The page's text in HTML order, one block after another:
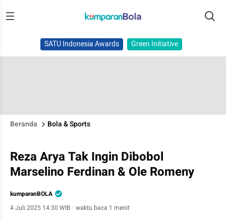
SATU Indonesia Awards Green Initiative
Beranda Bola & Sports
Reza Arya Tak Ingin Dibobol
Marselino Ferdinan & Ole Romeny
kumparanBOLA
4 Juli 2025 14:30 WIB · waktu baca 1 menit